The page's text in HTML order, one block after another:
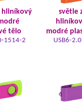
hliníkový
tělo
1514-2
světle
modré
USB6-